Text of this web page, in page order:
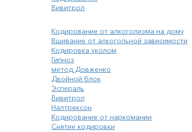
Вивитрол
Кодирование от алкоголизма на дому
Вшивание от алкогольной зависимости
Кодировка уколом
Гипноз
метод Довженко
Двойной блок
Эспераль
Вивитрол
Налтрексон
Кодирование от наркомании
Снятие кодировки